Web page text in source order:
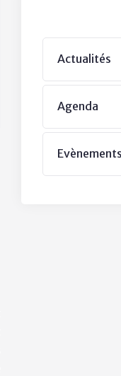
Actualités
Agenda
Evènements